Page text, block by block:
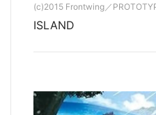
(c)2015 Frontwing／
ISLAND